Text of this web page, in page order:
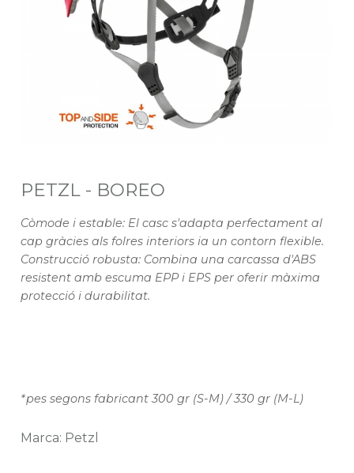
PETZL - BOREO
Marca: Petzl
Còmode i estable: El casc s'adapta perfectament al
cap gràcies als folres interiors ia un contorn flexible.
Construcció robusta: Combina una carcassa d'ABS
resistent amb escuma EPP i EPS per oferir màxima
protecció i durabilitat.
*pes segons fabricant 300 gr (S-M) / 330 gr (M-L)